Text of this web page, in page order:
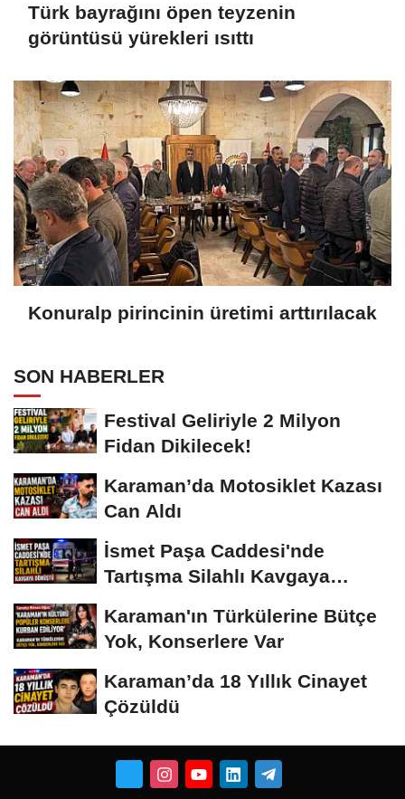
Türk bayrağını öpen teyzenin
görüntüsü yürekleri ısıttı
Konuralp pirincinin üretimi arttırılacak
SON HABERLER
Festival Geliriyle 2 Milyon
Fidan Dikilecek!
Karaman’da Motosiklet Kazası
Can Aldı
İsmet Paşa Caddesi'nde
Tartışma Silahlı Kavgaya
Karaman'ın Türkülerine Bütçe
Yok, Konserlere Var
Karaman’da 18 Yıllık Cinayet
Çözüldü